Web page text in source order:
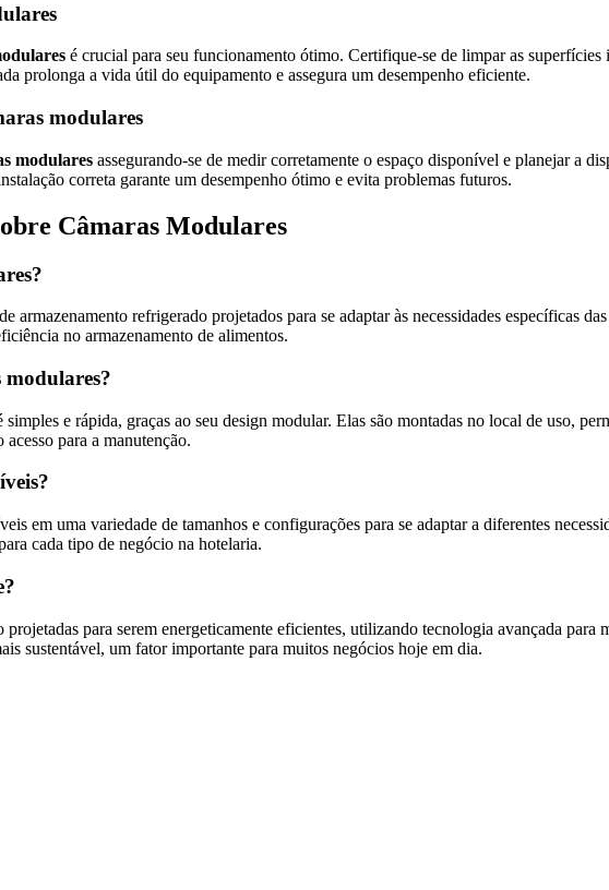
é crucial para seu funcionamento ótimo. Certifique-se de limpar as
prolonga a vida útil do equipamento e assegura um desempenho eficiente.
modulares
modulares assegurando-se de medir corretamente o espaço disponível e planejar a
correta garante um desempenho ótimo e evita problemas futuros.
Câmaras Modulares
armazenamento refrigerado projetados para se adaptar às necessidades específicas
no armazenamento de alimentos.
modulares?
simples e rápida, graças ao seu design modular. Elas são montadas no local de uso,
para a manutenção.
em uma variedade de tamanhos e configurações para se adaptar a diferentes
cada tipo de negócio na hotelaria.
projetadas para serem energeticamente eficientes, utilizando tecnologia avançada
sustentável, um fator importante para muitos negócios hoje em dia.